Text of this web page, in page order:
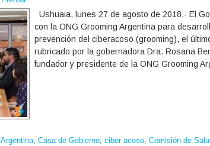
Ushuaia, lunes 27 de agosto de 2018.- El
con la ONG Grooming Argentina para
prevención del ciberacoso (grooming), el
rubricado por la gobernadora Dra. Rosana
fundador y presidente de la ONG Grooming
Argentina, Casa de Gobierno, ciber acoso, Comisión de